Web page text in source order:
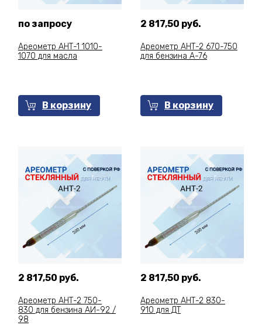
по запросу
Ареометр АНТ-1 1010-
1070 для масла
В корзину
2 817,50 руб.
Ареометр АНТ-2 670-750
для бензина А-76
В корзину
2 817,50 руб.
Ареометр АНТ-2 750-
830 для бензина АИ-92 /
98
2 817,50 руб.
Ареометр АНТ-2 830-
910 для ДТ